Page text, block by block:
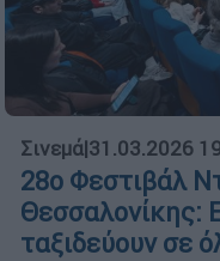
Σινεμά|31.03.2026
28ο Φεστιβάλ
Θεσσαλονίκης:
ταξιδεύουν σε